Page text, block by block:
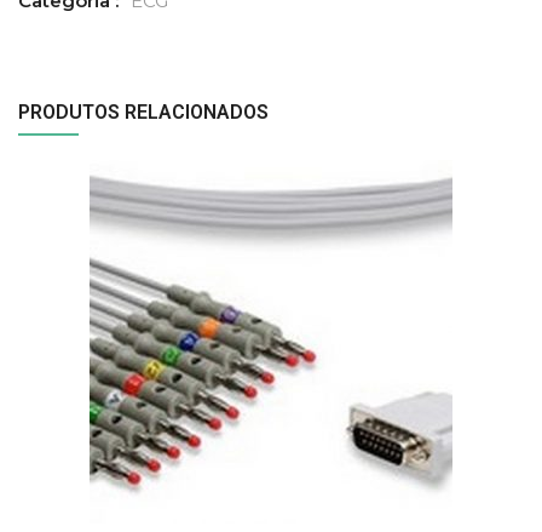
PRODUTOS RELACIONADOS